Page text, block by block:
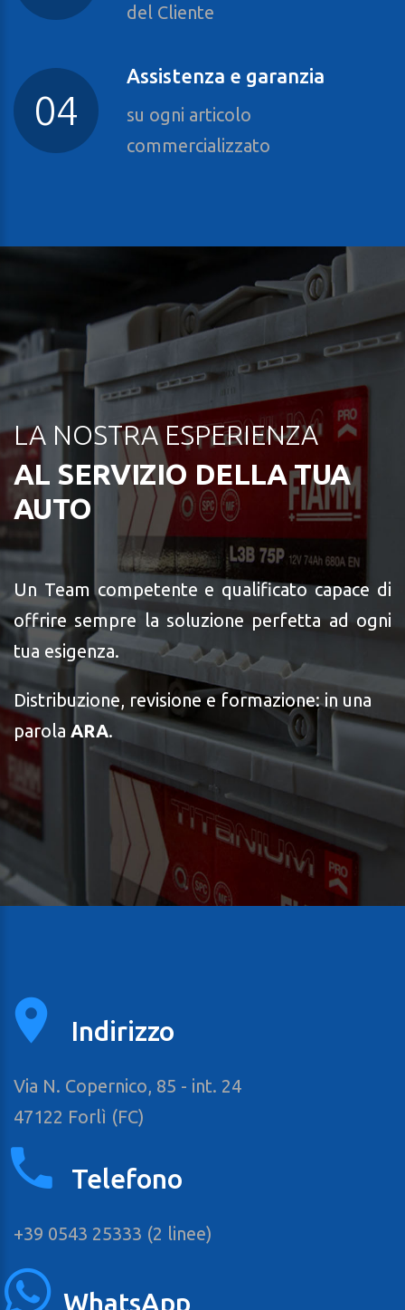
del Cliente
Assistenza e garanzia
su ogni articolo
commercializzato
LA NOSTRA ESPERIENZA
AL SERVIZIO DELLA TUA
AUTO
Un Team competente e qualificato capace di
offrire sempre la soluzione perfetta ad ogni
tua esigenza.
Distribuzione, revisione e formazione: in una
parola ARA.
Indirizzo
Via N. Copernico, 85 - int. 24
47122 Forlì (FC)
Telefono
+39 0543 25333 (2 linee)
WhatsApp